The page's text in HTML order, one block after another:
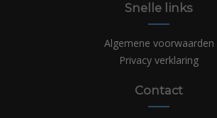
Snelle links
Algemene voorwaarden
Privacy verklaring
Contact